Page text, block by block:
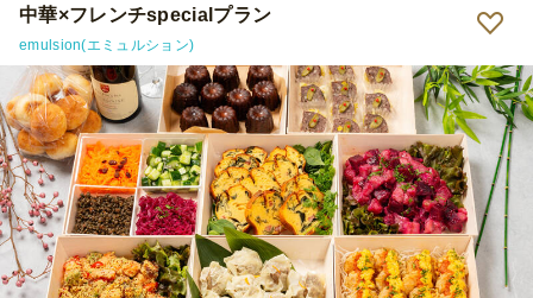
中華×フレンチspecialプラン
emulsion(エミュルション)